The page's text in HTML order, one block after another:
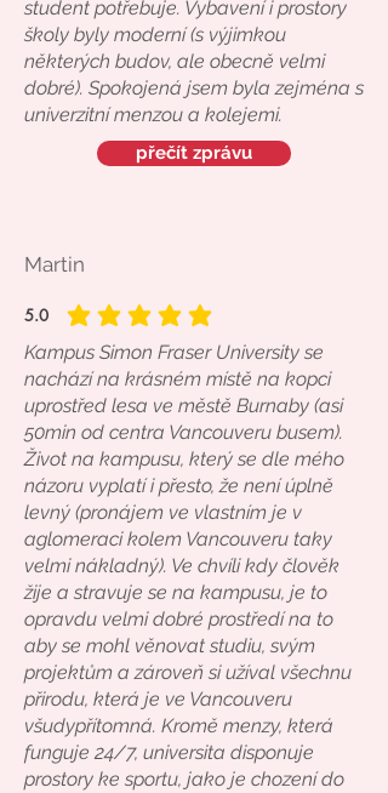
student potřebuje. Vybavení i prostory
školy byly moderní (s výjimkou
některých budov, ale obecně velmi
dobré). Spokojená jsem byla zejména s
univerzitní menzou a kolejemi.
přečít zprávu
Martin
5.0
průměrné hodnocení je 5 z 5
Kampus Simon Fraser University se
nachází na krásném místě na kopci
uprostřed lesa ve městě Burnaby (asi
50min od centra Vancouveru busem).
Život na kampusu, který se dle mého
názoru vyplatí i přesto, že není úplně
levný (pronájem ve vlastním je v
aglomeraci kolem Vancouveru taky
velmi nákladný). Ve chvíli kdy člověk
žije a stravuje se na kampusu, je to
opravdu velmi dobré prostředí na to
aby se mohl věnovat studiu, svým
projektům a zároveň si užíval všechnu
přirodu, která je ve Vancouveru
všudypřítomná. Kromě menzy, která
funguje 24/7, universita disponuje
prostory ke sportu, jako je chození do